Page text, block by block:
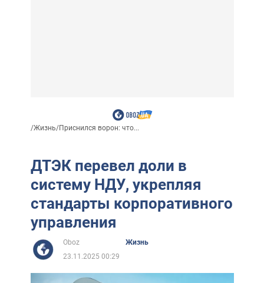
/Жизнь/Приснился ворон: что...
ДТЭК перевел доли в
систему НДУ, укрепляя
стандарты корпоративного
управления
Oboz
Жизнь
23.11.2025 00:29